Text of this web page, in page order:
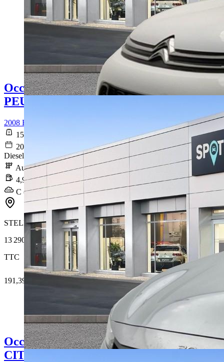
Occasion
PEUGEOT 2008
2008 BlueHDi 130 S&S EAT8 Allure
154 237 km
2020-10-29
Diesel
Automatique
4,9 l/100km
C (129 g/km)
STELLANTIS &YOU VERSAILLES
13 290 €
TTC
191,39 € /Mois
Occasion
CITROEN C3 AIRCROSS